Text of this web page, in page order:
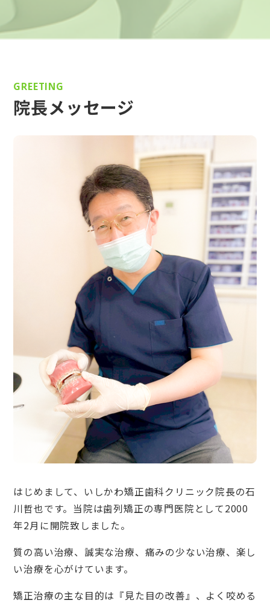
GREETING
院長メッセージ
はじめまして、いしかわ矯正歯科クリニック院長の石
川哲也です。当院は歯列矯正の専門医院として2000
年2月に開院致しました。
質の高い治療、誠実な治療、痛みの少ない治療、楽し
い治療を心がけています。
矯正治療の主な目的は『見た目の改善』、よく咬める